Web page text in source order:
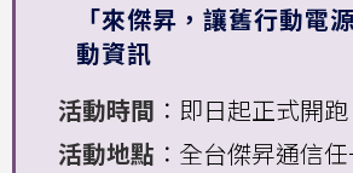
「來傑昇，讓舊行動電
動資訊
活動時間 ：即日起正式開跑
活動地點 ：全台傑昇通信